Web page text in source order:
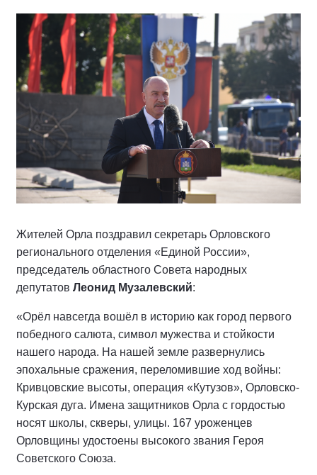
Жителей Орла поздравил секретарь Орловского
регионального отделения «Единой России»,
председатель областного Совета народных
депутатов Леонид Музалевский:
«Орёл навсегда вошёл в историю как город первого
победного салюта, символ мужества и стойкости
нашего народа. На нашей земле развернулись
эпохальные сражения, переломившие ход войны:
Кривцовские высоты, операция «Кутузов», Орловско-
Курская дуга. Имена защитников Орла с гордостью
носят школы, скверы, улицы. 167 уроженцев
Орловщины удостоены высокого звания Героя
Советского Союза.